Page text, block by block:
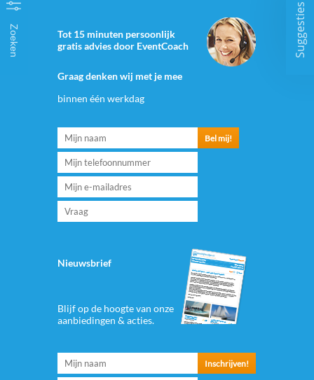
Zoeken
Tot 15 minuten persoonlijk
gratis advies door EventCoach
Graag denken wij met je mee
binnen één werkdag
Nieuwsbrief
Blijf op de hoogte van onze
aanbiedingen & acties.
Suggesties